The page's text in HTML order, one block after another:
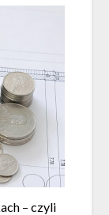
– czyli